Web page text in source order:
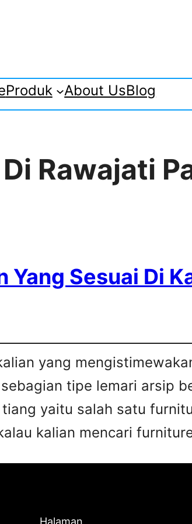
Produk About UsBlog
Rawajati
Sesuai Di
yang
tipe lemari arsip
yaitu salah satu
kalian mencari
Halaman